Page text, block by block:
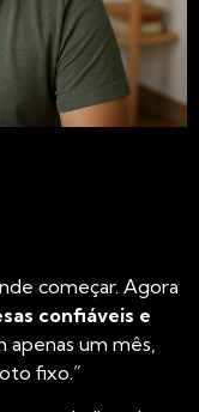
começar. Agora
confiáveis e
apenas um mês,
fixo.”